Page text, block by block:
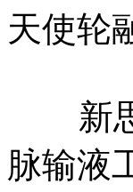
天使轮
新
脉输液